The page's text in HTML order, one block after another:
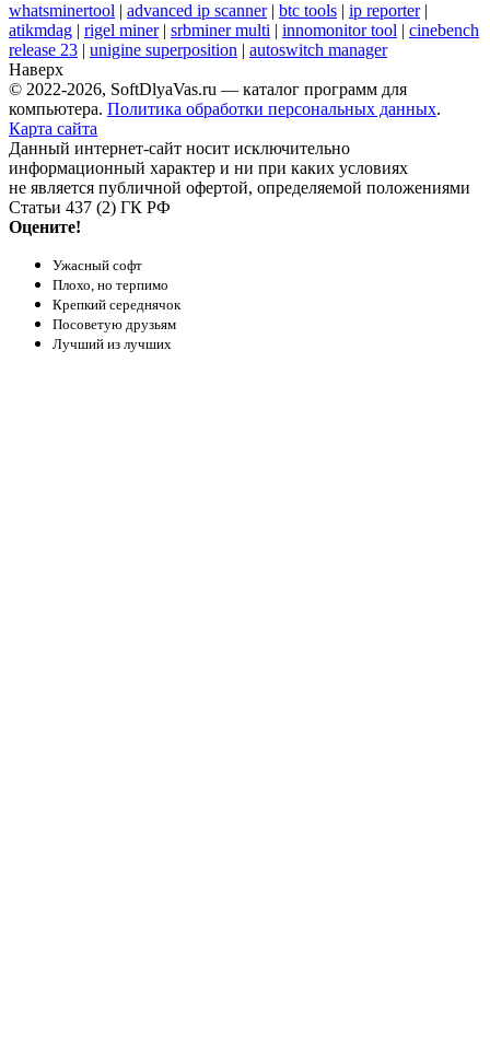
whatsminertool | advanced ip scanner| btc tools | ip reporter|
atikmdag | rigel miner| srbminer multi | innomonitor tool | cinebench
release 23 | unigine superposition | autoswitch manager
Наверх
© 2022-2026, SoftDlyaVas.ru — каталог программ для
компьютера. Политика обработки персональных данных.
Карта сайта
Данный интернет-сайт носит исключительно
информационный характер и ни при каких условиях
не является публичной офертой, определяемой положениями
Статьи 437 (2) ГК РФ
Оцените!
Ужасный софт
Плохо, но терпимо
Крепкий середнячок
Посоветую друзьям
Лучший из лучших